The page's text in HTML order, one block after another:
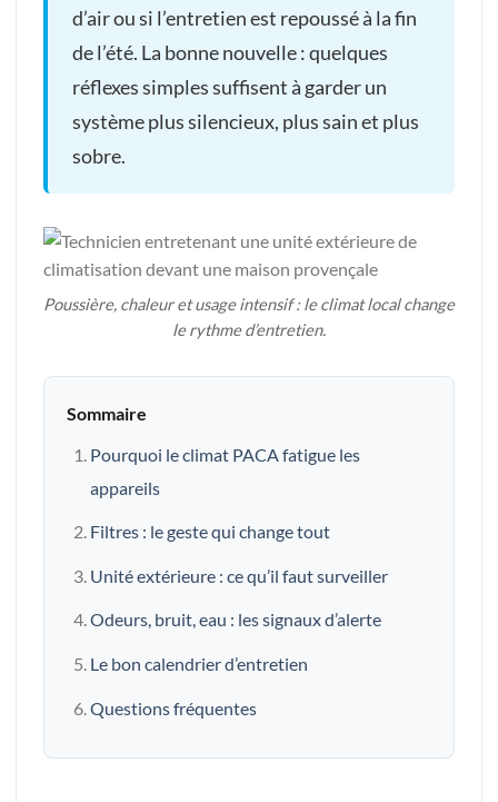
d’air ou si l’entretien est repoussé à la fin
de l’été. La bonne nouvelle : quelques
réflexes simples suffisent à garder un
système plus silencieux, plus sain et plus
sobre.
Poussière, chaleur et usage intensif : le climat local change
le rythme d’entretien.
Sommaire
Pourquoi le climat PACA fatigue les
appareils
Filtres : le geste qui change tout
Unité extérieure : ce qu’il faut surveiller
Odeurs, bruit, eau : les signaux d’alerte
Le bon calendrier d’entretien
Questions fréquentes